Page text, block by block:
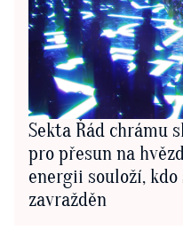
Sekta Řád chrámu
pro přesun na
energii souloží,
zavražděn